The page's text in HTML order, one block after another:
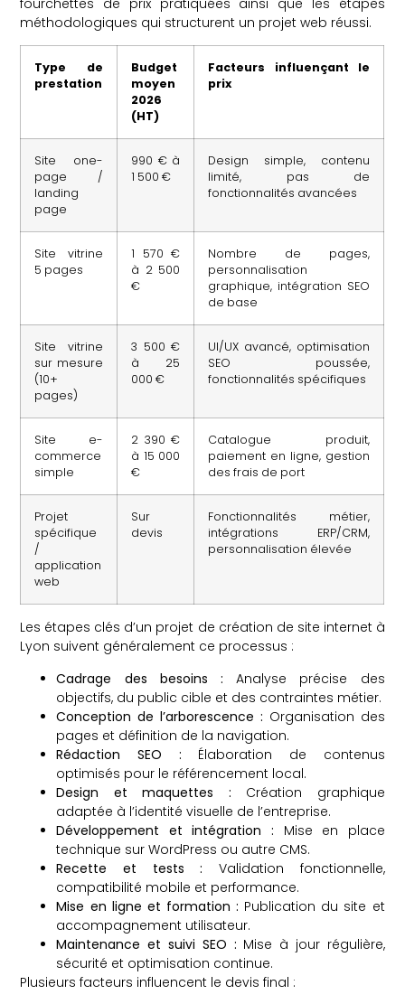
méthodologiques qui structurent un projet web réussi.
Type de
prestation
Budget
moyen
2026
(HT)
Facteurs influençant le
prix
Site one-
page /
landing
page
990 € à
1 500 €
Design simple, contenu
limité, pas de
fonctionnalités avancées
Site vitrine
5 pages
1 570 €
à 2 500
€
Nombre de pages,
personnalisation
graphique, intégration SEO
de base
Site vitrine
sur mesure
(10+
pages)
3 500 €
à 25
000 €
UI/UX avancé, optimisation
SEO poussée,
fonctionnalités spécifiques
Site e-
commerce
simple
2 390 €
à 15 000
€
Catalogue produit,
paiement en ligne, gestion
des frais de port
Projet
spécifique
/
application
web
Sur
devis
Fonctionnalités métier,
intégrations ERP/CRM,
personnalisation élevée
Les étapes clés d’un projet de création de site internet à
Lyon suivent généralement ce processus :
Cadrage des besoins : Analyse précise des
objectifs, du public cible et des contraintes métier.
Conception de l’arborescence : Organisation des
pages et définition de la navigation.
Rédaction SEO : Élaboration de contenus
optimisés pour le référencement local.
Design et maquettes : Création graphique
adaptée à l’identité visuelle de l’entreprise.
Développement et intégration : Mise en place
technique sur WordPress ou autre CMS.
Recette et tests : Validation fonctionnelle,
compatibilité mobile et performance.
Mise en ligne et formation : Publication du site et
accompagnement utilisateur.
Maintenance et suivi SEO : Mise à jour régulière,
sécurité et optimisation continue.
Plusieurs facteurs influencent le devis final :